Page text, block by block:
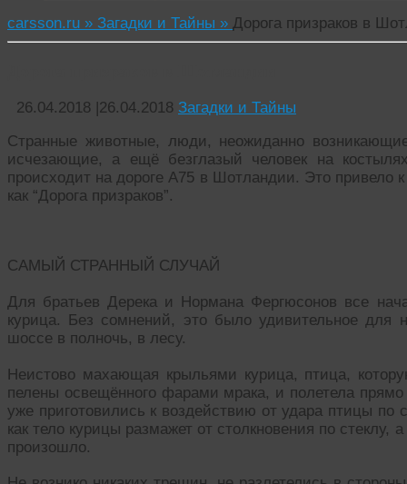
carsson.ru » Загадки и Тайны » Дорога призраков в
26.04.2018 |26.04.2018 Загадки и Тайны
Странные животные, люди, неожиданно
исчезающие, а ещё безглазый человек на
происходит на дороге А75 в Шотландии. Это привело
как “Дорога призраков”.
САМЫЙ СТРАННЫЙ СЛУЧАЙ
Для братьев Дерека и Нормана Фергюсонов все
курица. Без сомнений, это было удивительное для
шоссе в полночь, в лесу.
Неистово махающая крыльями курица, птица,
пелены освещённого фарами мрака, и полетела
уже приготовились к воздействию от удара птицы по
как тело курицы размажет от столкновения по стеклу,
произошло.